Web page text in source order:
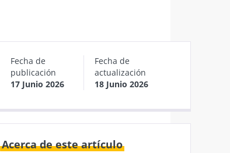
Fecha de
publicación
17 Junio 2026
Fecha de
actualización
18 Junio 2026
Acerca de este artículo